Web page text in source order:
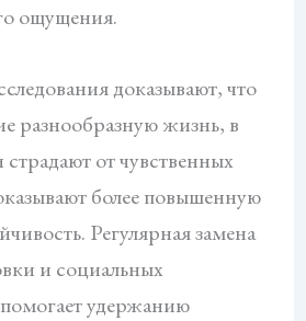
ощущения.
доказывают, что
разнообразную жизнь, в
от чувственных
более повышенную
Регулярная замена
и социальных
удержанию